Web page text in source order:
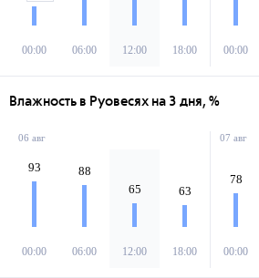
00:00 06:00 12:00 18:00 00:00
Влажность в Руовесях на 3 дня, %
06 авг
93
00:00
88
06:00
65
12:00
63
18:00
07 авг
78
00:00